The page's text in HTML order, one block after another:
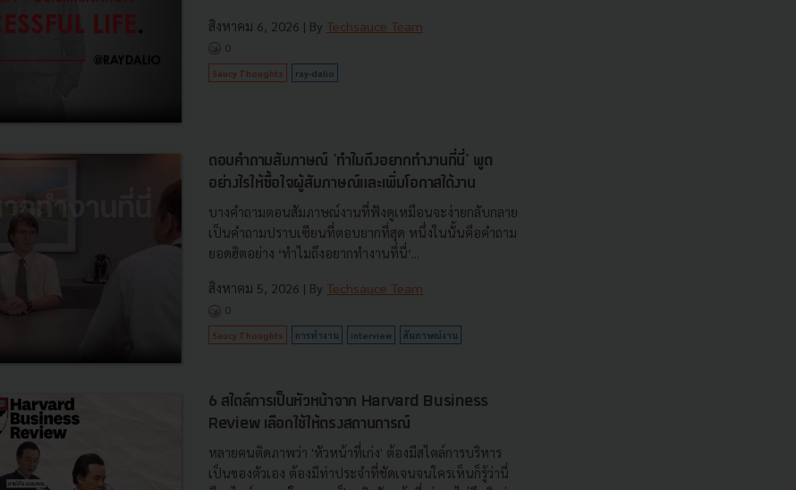
สิงหาคม 6, 2026 | By Techsauce Team
0
Saucy Thoughts ray-dalio
ตอบคำถามสัมภาษณ์ 'ทำไมถึงอยากทำงานที่นี่' พูด
อย่างไรให้ซื้อใจผู้สัมภาษณ์และเพิ่มโอกาสได้งาน
บางคำถามตอนสัมภาษณ์งานที่ฟังดูเหมือนจะง่ายกลับกลาย
เป็นคำถามปราบเซียนที่ตอบยากที่สุด หนึ่งในนั้นคือคำถาม
ยอดฮิตอย่าง ‘ทำไมถึงอยากทำงานที่นี่’...
สิงหาคม 5, 2026 | By Techsauce Team
0
Saucy Thoughts การทำงาน interview สัมภาษณ์งาน
6 สไตล์การเป็นหัวหน้าจาก Harvard Business
Review เลือกใช้ให้ตรงสถานการณ์
หลายคนติดภาพว่า 'หัวหน้าที่เก่ง' ต้องมีสไตล์การบริหาร
เป็นของตัวเอง ต้องมีท่าประจำที่ชัดเจนจนใครเห็นก็รู้ว่านี่